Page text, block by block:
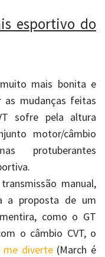
esportivo do
mais bonita e
as mudanças feitas
sofre pela altura
motor/câmbio
protuberantes
manual,
a proposta de um
como o GT
o câmbio CVT, o
me diverte(March é